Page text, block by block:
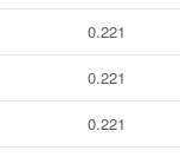
0.221
0.221
0.221